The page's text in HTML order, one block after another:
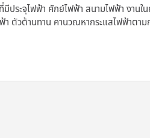
ประจุไฟฟ้า ศักย์ไฟฟ้า สนามไฟฟ้า งานใ
า ตัวต้านทาน คานวณหากระแสไฟฟ้าตา